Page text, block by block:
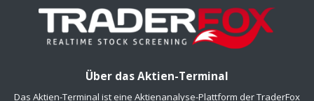
Über das Aktien-Terminal
Das Aktien-Terminal ist eine Aktienanalyse-Plattform der TraderFox